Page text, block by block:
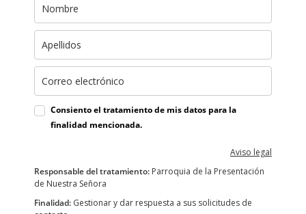
Consiento el tratamiento de mis datos para la
finalidad mencionada.
Aviso legal
Responsable del tratamiento: Parroquia de la Presentación
de Nuestra Señora
Finalidad: Gestionar y dar respuesta a sus solicitudes de